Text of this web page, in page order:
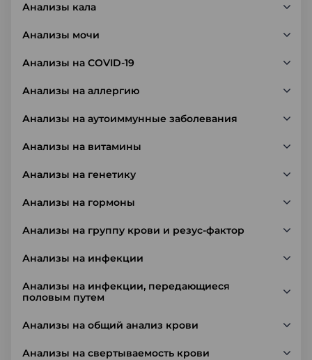
Анализы кала
Анализы мочи
Анализы на COVID-19
Анализы на аллергию
Анализы на аутоиммунные заболевания
Анализы на витамины
Анализы на генетику
Анализы на гормоны
Анализы на группу крови и резус-фактор
Анализы на инфекции
Анализы на инфекции, передающиеся
половым путем
Анализы на общий анализ крови
Анализы на свертываемость крови